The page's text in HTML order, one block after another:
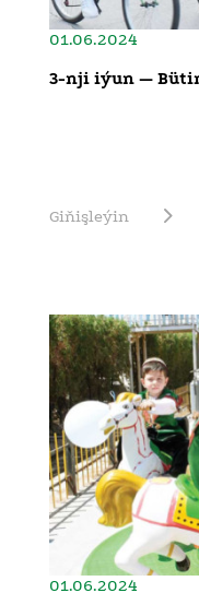
01.06.2024
3-nji iýun —
Giňişleýin
01.06.2024